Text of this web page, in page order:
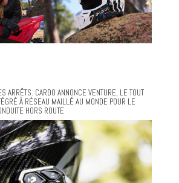
ARRÊTS. CARDO ANNONCE VENTURE, LE TOUT
À RÉSEAU MAILLÉ AU MONDE POUR LE
HORS ROUTE